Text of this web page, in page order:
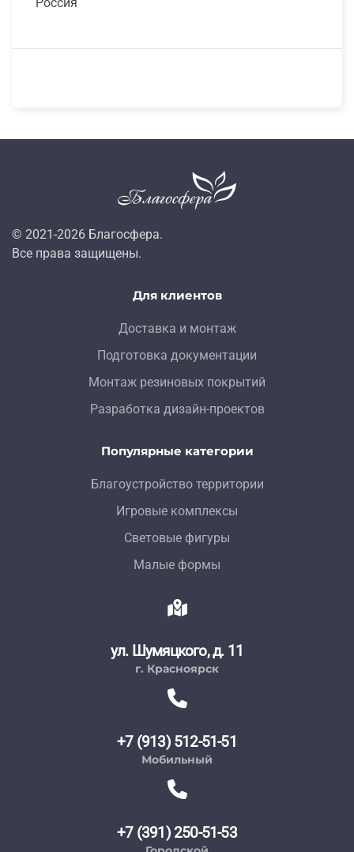
© 2021-2026 Благосфера.
Все права защищены.
Для клиентов
Доставка и монтаж
Подготовка документации
Монтаж резиновых покрытий
Разработка дизайн-проектов
Популярные категории
Благоустройство территории
Игровые комплексы
Световые фигуры
Малые формы
ул. Шумяцкого, д. 11
г. Красноярск
+7 (913) 512-51-51
Мобильный
+7 (391) 250-51-53